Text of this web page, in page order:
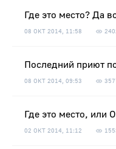
Где это место? Да
08 ОКТ 2014, 11:58
Последний приют
08 ОКТ 2014, 09:53
Где это место, или
02 ОКТ 2014, 11:12